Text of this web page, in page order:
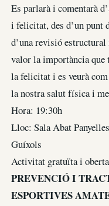
Es parlarà i comentarà
i felicitat, des d’un punt
d’una revisió
valor la importància que
la felicitat i es veurà
la nostra salut física i
Hora: 19:30h
Lloc: Sala Abat
Guíxols
Activitat gratuïta i
PREVENCIÓ I
ESPORTIVES